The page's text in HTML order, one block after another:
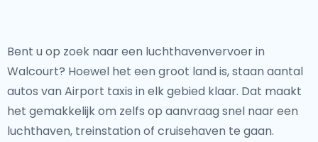
Bent u op zoek naar een luchthavenvervoer in
Walcourt? Hoewel het een groot land is, staan aantal
autos van Airport taxis in elk gebied klaar. Dat maakt
het gemakkelijk om zelfs op aanvraag snel naar een
luchthaven, treinstation of cruisehaven te gaan.